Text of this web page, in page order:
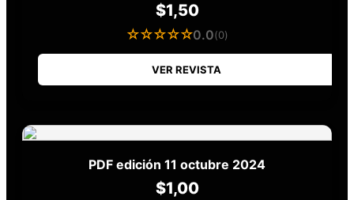
$1,50
☆☆☆☆☆0.0(0)
VER REVISTA
PDF edición 11 octubre 2024
$1,00